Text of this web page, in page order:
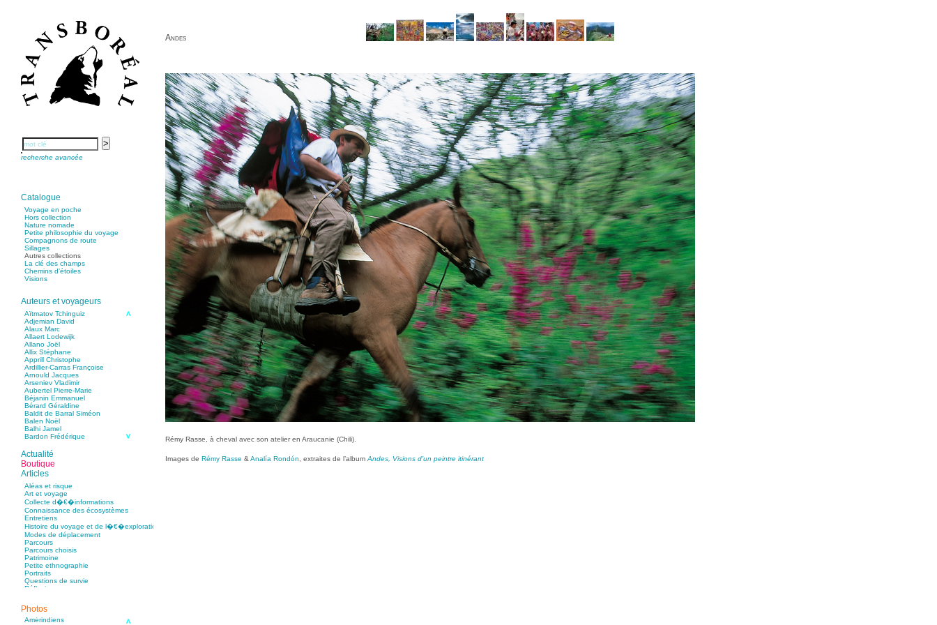
recherche avancée
Catalogue
Voyage en poche
Hors collection
Nature nomade
Petite philosophie du voyage
Compagnons de route
Sillages
Autres collections
La clé des champs
Chemins d’étoiles
Visions
Auteurs et voyageurs
Aïtmatov Tchinguiz
Adjemian David
Alaux Marc
Allaert Lodewijk
Allano Joël
Allix Stéphane
Apprill Christophe
Ardillier-Carras Françoise
Arnould Jacques
Arseniev Vladimir
Aubertel Pierre-Marie
Béjanin Emmanuel
Bérard Géraldine
Baldit de Barral Siméon
Balen Noël
Balhi Jamel
Bardon Frédérique
Bastide Fabien
Baudin Julie
Baujard Jacques
Bazin Sylvain
Bellanger Marc
Bellec Hervé
Belleville Régis
Benestar Géraldine
Benoist Yann
Bertrand Jordane
Bertrandy Antoine
Bezsonov Youri
Bideau Michel-Cosme
Billard Yannick
Blanchet Anne-Lise
Bluntzer Christophe
Bobin Mathieu
Boch Anne-Laure
Boch Julie
Boillot Henri
Bonnem Éric
Boudart Jean-Louis
Actualité
Boutique
Articles
Aléas et risque
Art et voyage
Collecte d�€�informations
Connaissance des écosystèmes
Entretiens
Histoire du voyage et de l�€�exploration
Modes de déplacement
Parcours
Parcours choisis
Patrimoine
Petite ethnographie
Portraits
Questions de survie
Réflexions
Photos
Afghanistan
Afrique du Sud
Amérindiens
Andes
Rémy Rasse, à cheval avec son atelier en Araucanie (Chili).
Images de Rémy Rasse & Analía Rondón , extraites de l’album Andes, Visions d’un peintre itinérant